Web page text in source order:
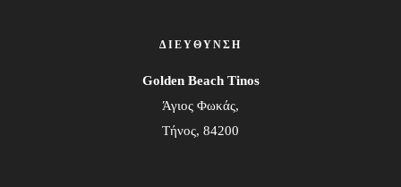
ΔΙΕΥΘΥΝΣΗ
Golden Beach Tinos
Άγιος Φωκάς,
Τήνος, 84200